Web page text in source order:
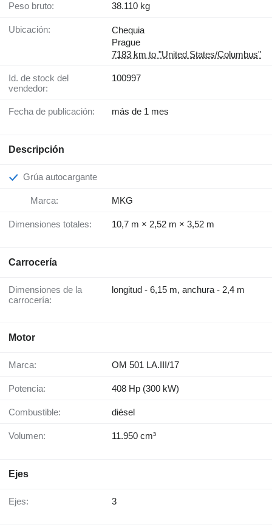
Peso bruto: 38.110 kg
Ubicación:
Chequia
Prague
7183 km to "United States/Columbus"
Id. de stock del
vendedor:
100997
Fecha de publicación: más de 1 mes
Descripción
Grúa autocargante
Marca: MKG
Dimensiones totales: 10,7 m × 2,52 m × 3,52 m
Carrocería
Dimensiones de la
carrocería:
longitud - 6,15 m, anchura - 2,4 m
Motor
Marca: OM 501 LA.III/17
Potencia: 408 Hp (300 kW)
Combustible: diésel
Volumen: 11.950 cm³
Ejes
Ejes: 3